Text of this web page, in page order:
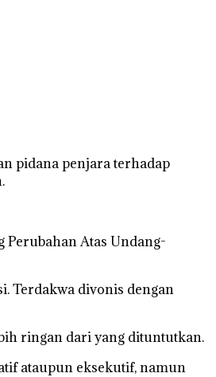
pidana penjara terhadap
Atas Undang-
Terdakwa divonis dengan
ringan dari yang dituntutkan.
ataupun eksekutif, namun